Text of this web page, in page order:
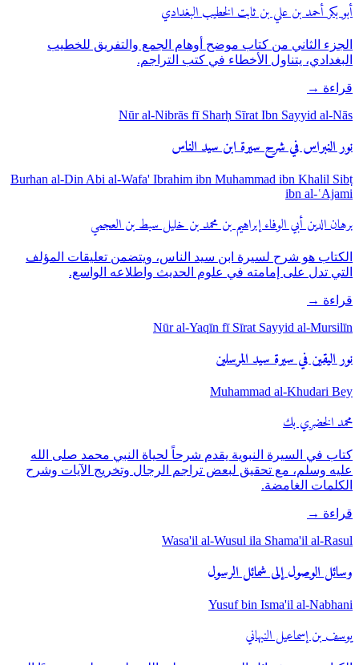
أبو بكر أحمد بن علي بن ثابت الخطيب البغدادي
الجزء الثاني من كتاب موضح أوهام الجمع والتفريق للخطيب
البغدادي، يتناول الأخطاء في كتب التراجم.
قراءة →
Nūr al-Nibrās fī Sharḥ Sīrat Ibn Sayyid al-Nās
نور النبراس في شرح سيرة ابن سيد الناس
Burhan al-Din Abi al-Wafa' Ibrahim ibn Muhammad ibn Khalil Sibṭ
ibn al-ʿAjami
برهان الدين أبي الوفاء إبراهيم بن محمد بن خليل سبط بن العجمي
الكتاب هو شرح لسيرة ابن سيد الناس، ويتضمن تعليقات المؤلف
التي تدل على إمامته في علوم الحديث واطلاعه الواسع.
قراءة →
Nūr al-Yaqīn fī Sīrat Sayyid al-Mursilīn
نور اليقين في سيرة سيد المرسلين
Muhammad al-Khudari Bey
محمد الخضري بك
كتاب في السيرة النبوية يقدم شرحاً لحياة النبي محمد صلى الله
عليه وسلم، مع تحقيق لبعض تراجم الرجال وتخريج الآيات وشرح
الكلمات الغامضة.
قراءة →
Wasa'il al-Wusul ila Shama'il al-Rasul
وسائل الوصول إلى شمائل الرسول
Yusuf bin Isma'il al-Nabhani
يوسف بن إسماعيل النبهاني